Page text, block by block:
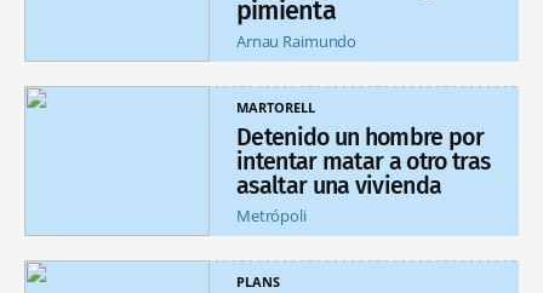
pimienta
Arnau Raimundo
MARTORELL
Detenido un hombre por
intentar matar a otro tras
asaltar una vivienda
Metrópoli
PLANS